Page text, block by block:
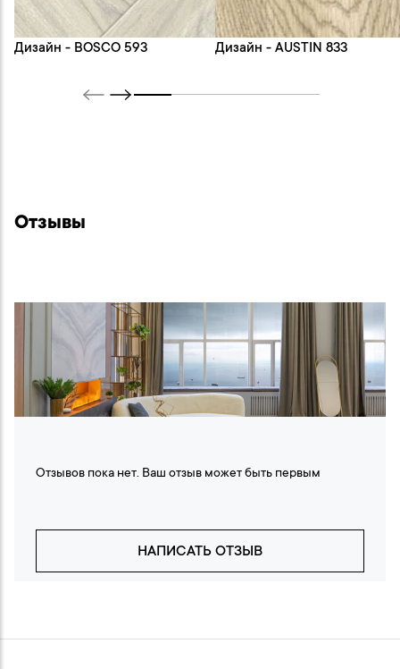
Дизайн - BOSCO 593 Дизайн - AUSTIN 833
Отзывы
Отзывов пока нет. Ваш отзыв может быть первым
НАПИСАТЬ ОТЗЫВ